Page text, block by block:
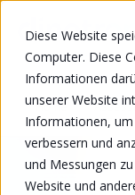
Diese Website
Computer. Diese
Informationen
unserer Website
Informationen,
verbessern und
und Messungen
Website und
Home